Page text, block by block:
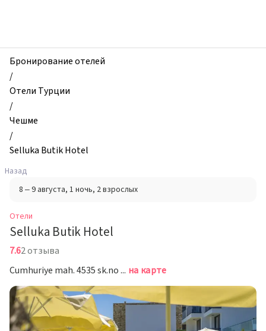
Selluka
Butik
Hotel,
Чешме,
Турция
Бронирование отелей
/
Отели Турции
/
Чешме
/
Selluka Butik Hotel
Назад
8 – 9 августа, 1 ночь, 2 взрослых
Отели
Selluka Butik Hotel
7.62 отзыва
Cumhuriye mah. 4535 sk.no 60/1-2 dalyan, Чешме на карте